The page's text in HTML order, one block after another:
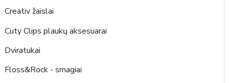
Creativ žaislai
Cuty Clips plaukų aksesuarai
Dviratukai
Floss&Rock - smagiai